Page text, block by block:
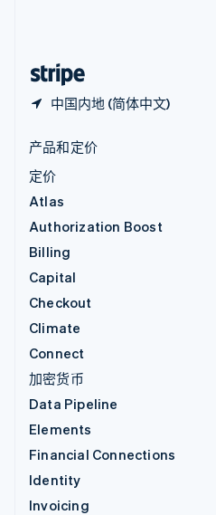
中国内地 (简体中文)
产品和定价
定价
Atlas
Authorization Boost
Billing
Capital
Checkout
Climate
Connect
加密货币
Data Pipeline
Elements
Financial Connections
Identity
Invoicing